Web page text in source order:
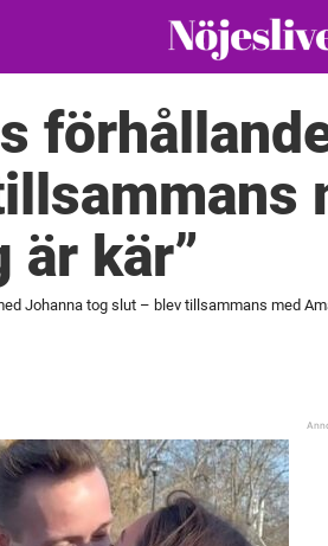
är kär”
Johanna tog slut – blev tillsammans med